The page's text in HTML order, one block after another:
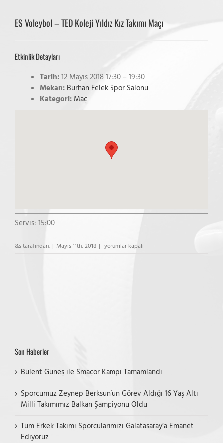
ES Voleybol – TED Koleji Yıldız Kız Takımı Maçı
Etkinlik Detayları
Tarih:12 Mayıs 2018 17:30 –19:30
Mekan: Burhan Felek Spor Salonu
Kategori: Maç
Servis: 15:00
&s tarafından. | Mayıs 11th, 2018 | ES
Voleybol
yorumlar kapalı
Son Haberler
Bülent Güneş ile Smaçör Kampı Tamamlandı
Sporcumuz Zeynep Berksun’un Görev Aldığı 16 Yaş Altı
Milli Takımımız Balkan Şampiyonu Oldu
Tüm Erkek Takımı Sporcularımızı Galatasaray’a Emanet
Ediyoruz